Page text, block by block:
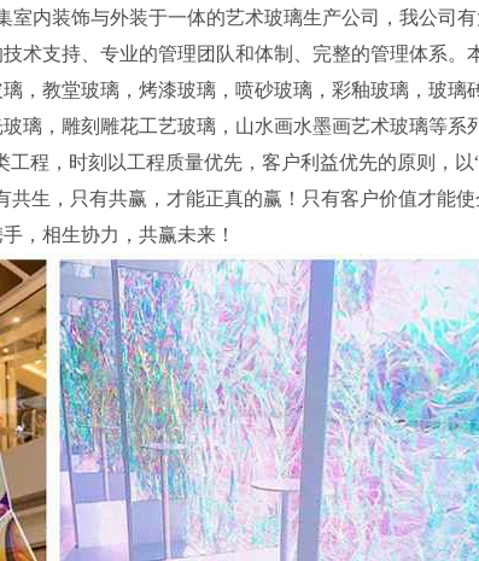
室内装饰与外装于一体的艺术玻璃生产公司，我公司
术支持、专业的管理团队和体制、完整的管理体系。
，教堂玻璃，烤漆玻璃，喷砂玻璃，彩釉玻璃，玻璃
璃，雕刻雕花工艺玻璃，山水画水墨画艺术玻璃等系
程，时刻以工程质量优先，客户利益优先的原则，以“
生，只有共赢，才能正真的赢！只有客户价值才能使
，相生协力，共赢未来！